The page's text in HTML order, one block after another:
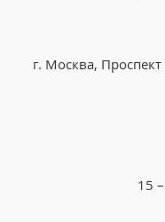
г. Москва,
15